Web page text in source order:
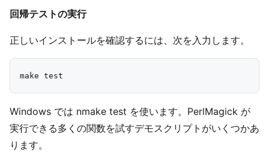
回帰テストの実行
正しいインストールを確認するには、次を入力します。
Windows では nmake test を使います。PerlMagick が
実行できる多くの関数を試すデモスクリプトがいくつかあ
ります。